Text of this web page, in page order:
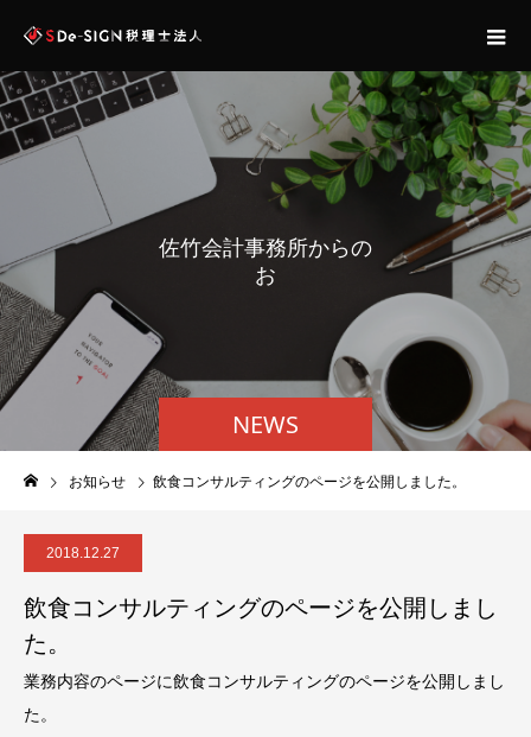
NEWS
佐竹会計事務所からの
知
お知らせ 飲食コンサルティングのページを公開しました。
2018.12.27
飲食コンサルティングのページを公開しまし
た。
業務内容のページに飲食コンサルティングのページを公開しまし
た。